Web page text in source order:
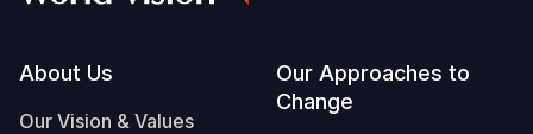
Footer
About Us
Our Vision & Values
Our Approaches to
Change